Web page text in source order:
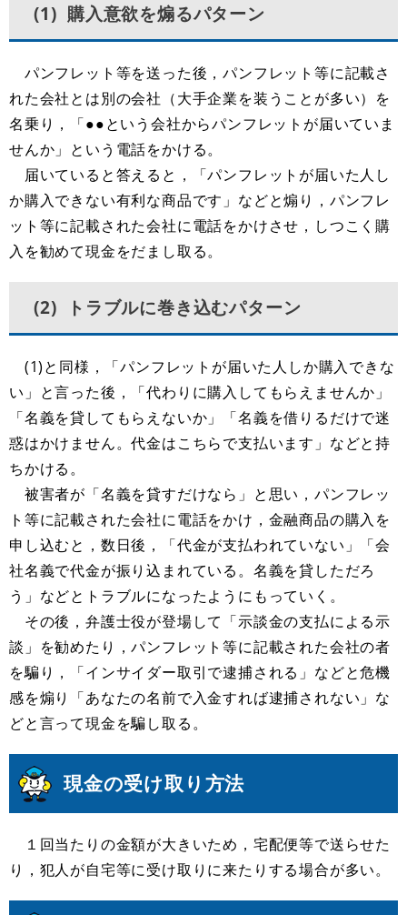
(1) 購入意欲を煽るパターン
パンフレット等を送った後，パンフレット等に記載さ
れた会社とは別の会社（大手企業を装うことが多い）を
名乗り，「●●という会社からパンフレットが届いていま
せんか」という電話をかける。
届いていると答えると，「パンフレットが届いた人し
か購入できない有利な商品です」などと煽り，パンフレ
ット等に記載された会社に電話をかけさせ，しつこく購
入を勧めて現金をだまし取る。
(2) トラブルに巻き込むパターン
(1)と同様，「パンフレットが届いた人しか購入できな
い」と言った後，「代わりに購入してもらえませんか」
「名義を貸してもらえないか」「名義を借りるだけで迷
惑はかけません。代金はこちらで支払います」などと持
ちかける。
被害者が「名義を貸すだけなら」と思い，パンフレッ
ト等に記載された会社に電話をかけ，金融商品の購入を
申し込むと，数日後，「代金が支払われていない」「会
社名義で代金が振り込まれている。名義を貸しただろ
う」などとトラブルになったようにもっていく。
その後，弁護士役が登場して「示談金の支払による示
談」を勧めたり，パンフレット等に記載された会社の者
を騙り，「インサイダー取引で逮捕される」などと危機
感を煽り「あなたの名前で入金すれば逮捕されない」な
どと言って現金を騙し取る。
現金の受け取り方法
１回当たりの金額が大きいため，宅配便等で送らせた
り，犯人が自宅等に受け取りに来たりする場合が多い。